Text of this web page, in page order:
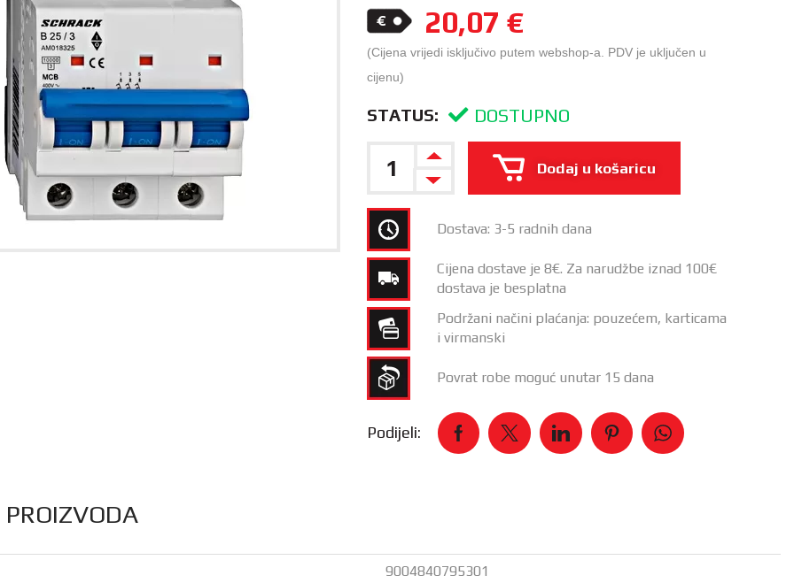
20,07 €
(Cijena vrijedi isključivo putem webshop-a. PDV je uključen u
cijenu)
STATUS: DOSTUPNO
Dodaj u košaricu
Dostava: 3-5 radnih dana
Cijena dostave je 8€. Za narudžbe iznad 100€
dostava je besplatna
Podržani načini plaćanja: pouzećem, karticama
i virmanski
Povrat robe moguć unutar 15 dana
Podijeli:
PROIZVODA
9004840795301